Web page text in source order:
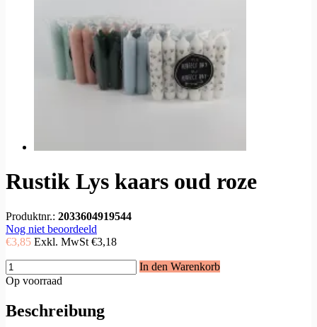
Rustik Lys kaars oud roze
Produktnr.: 2033604919544
Nog niet beoordeeld
€3,85 Exkl. MwSt €3,18
In den Warenkorb
Op voorraad
Beschreibung